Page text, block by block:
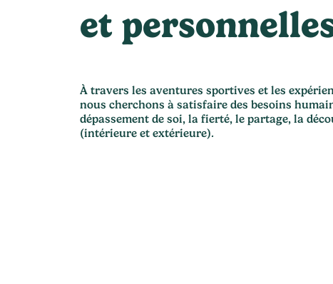
et
À travers les aventures sportives et les
nous cherchons à satisfaire des besoins
dépassement de soi, la fierté, le partage, la
(intérieure et extérieure).